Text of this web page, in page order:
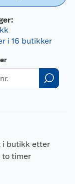
i 16 butikker
i butikk etter
to timer